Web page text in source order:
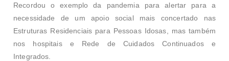
Recordou o exemplo da pandemia para alertar para a
necessidade de um apoio social mais concertado nas
Estruturas Residenciais para Pessoas Idosas, mas também
nos hospitais e Rede de Cuidados Continuados e
Integrados.